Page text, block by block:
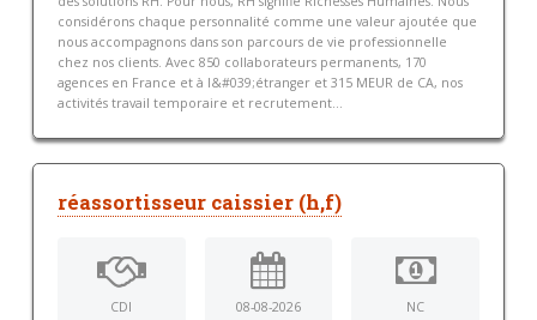
considérons chaque personnalité comme une valeur ajoutée que
nous accompagnons dans son parcours de vie professionnelle
chez nos clients. Avec 850 collaborateurs permanents, 170
agences en France et à l&#039;étranger et 315 MEUR de CA, nos
activités travail temporaire et recrutement...
réassortisseur caissier (h,f)
CDI 08-08-2026 NC